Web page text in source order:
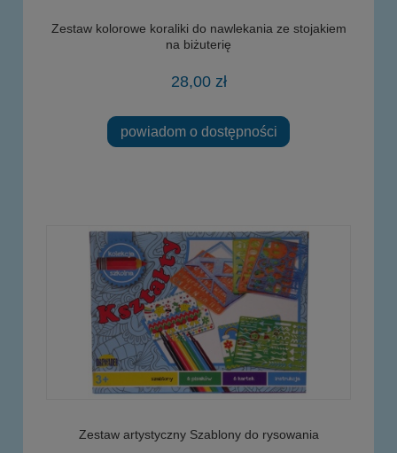
Zestaw kolorowe koraliki do nawlekania ze stojakiem
na biżuterię
28,00 zł
powiadom o dostępności
Zestaw artystyczny Szablony do rysowania